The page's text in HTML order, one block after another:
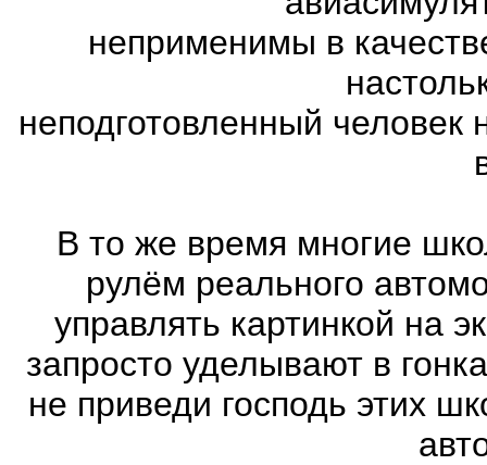
неприменимы в
неподготовленный
В то же время многие
рулём реального
управлять картинкой на
запросто уделывают в
не приведи господь этих